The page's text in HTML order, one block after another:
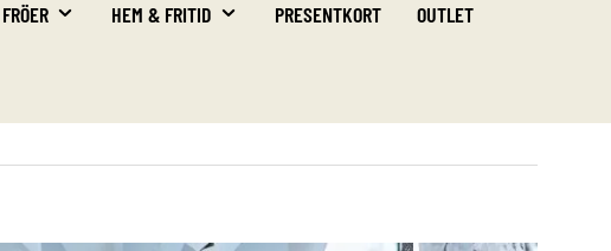
FRÖER HEM & FRITID PRESENTKORT OUTLET